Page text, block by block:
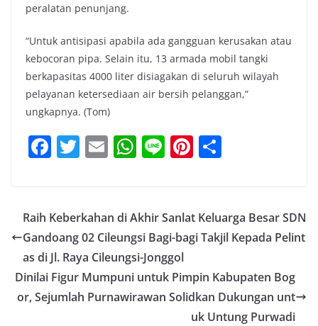
peralatan penunjang.
“Untuk antisipasi apabila ada gangguan kerusakan atau
kebocoran pipa. Selain itu, 13 armada mobil tangki
berkapasitas 4000 liter disiagakan di seluruh wilayah
pelayanan ketersediaan air bersih pelanggan,”
ungkapnya. (Tom)
F
e
b
o
o
k
T
er
E
l
W
s
A
p
p
Li Pi
e
st
e
Raih Keberkahan di Akhir Sanlat Keluarga Besar SDN
Gandoang 02 Cileungsi Bagi-bagi Takjil Kepada Pelint
as di Jl. Raya Cileungsi-Jonggol
Dinilai Figur Mumpuni untuk Pimpin Kabupaten Bog
or, Sejumlah Purnawirawan Solidkan Dukungan unt
uk Untung Purwadi